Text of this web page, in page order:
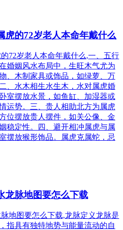
虎的72岁老人本命年戴什么
72岁老人本命年戴什么,一、五行
婚姻风水布局中，生旺木气尤为
、木制家具或饰品，如绿萝、万
、水木相生水生木，水对属虎婚
室摆放水景，如鱼缸、加湿器或
运势。三、贵人相助北方为属虎
位摆放贵人摆件，如关公像、金
稳定性。四、避开相冲属虎与属
摆放猴形饰品。属虎克属蛇，忌
龙脉地图要怎么下载
地图要怎么下载,龙脉定义龙脉是
指具有独特地势与能量流动的自